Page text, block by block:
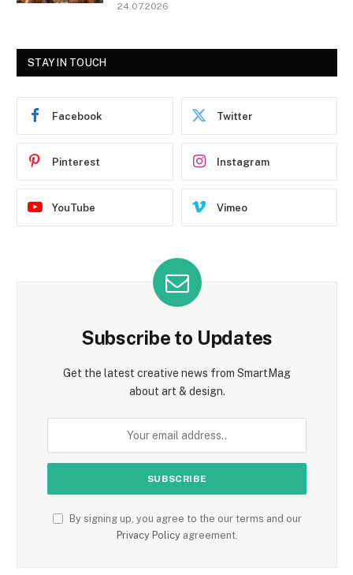
24.07.2026
STAY IN TOUCH
Facebook Twitter
Pinterest Instagram
YouTube Vimeo
Subscribe to Updates
Get the latest creative news from SmartMag
about art & design.
By signing up, you agree to the our terms and our
Privacy Policyagreement.